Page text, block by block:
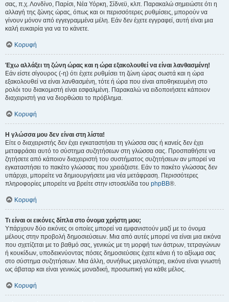
σας, π.χ. Λονδίνο, Παρίσι, Νέα Υόρκη, Σίδνεϋ, κλπ. Παρακαλώ σημειώστε ότι η
αλλαγή της ζώνης ώρας, όπως και οι περισσότερες ρυθμίσεις, μπορούν να
γίνουν μόνον από εγγεγραμμένα μέλη. Εάν δεν έχετε εγγραφεί, αυτή είναι μια
καλή ευκαιρία για να το κάνετε.
Κορυφή
Έχω αλλάξει τη ζώνη ώρας και η ώρα εξακολουθεί να είναι λανθασμένη!
Εάν είστε σίγουρος (-η) ότι έχετε ρυθμίσει τη ζώνη ώρας σωστά και η ώρα
εξακολουθεί να είναι λανθασμένη, τότε ή ώρα που είναι αποθηκευμένη στο
ρολόι του διακομιστή είναι εσφαλμένη. Παρακαλώ να ειδοποιήσετε κάποιον
διαχειριστή για να διορθώσει το πρόβλημα.
Κορυφή
Η γλώσσα μου δεν είναι στη λίστα!
Είτε ο διαχειριστής δεν έχει εγκαταστήσει τη γλώσσα σας ή κανείς δεν έχει
μεταφράσει αυτό το σύστημα συζητήσεων στη γλώσσα σας. Προσπαθήστε να
ζητήσετε από κάποιον διαχειριστή του συστήματος συζητήσεων αν μπορεί να
εγκαταστήσει το πακέτο γλώσσας που χρειάζεστε. Εάν το πακέτο γλώσσας δεν
υπάρχει, μπορείτε να δημιουργήσετε μια νέα μετάφραση. Περισσότερες
πληροφορίες μπορείτε να βρείτε στην ιστοσελίδα του phpBB®.
Κορυφή
Τι είναι οι εικόνες δίπλα στο όνομα χρήστη μου;
Υπάρχουν δύο εικόνες οι οποίες μπορεί να εμφανιστούν μαζί με το όνομα
μέλους στην προβολή δημοσιεύσεων. Μια από αυτές μπορεί να είναι μια εικόνα
που σχετίζεται με το βαθμό σας, γενικώς με τη μορφή των άστρων, τετραγώνων
ή κουκίδων, υποδεικνύοντας πόσες δημοσιεύσεις έχετε κάνει ή το αξίωμα σας
στο σύστημα συζητήσεων. Μια άλλη, συνήθως μεγαλύτερη, εικόνα είναι γνωστή
ως άβαταρ και είναι γενικώς μοναδική, προσωπική για κάθε μέλος.
Κορυφή